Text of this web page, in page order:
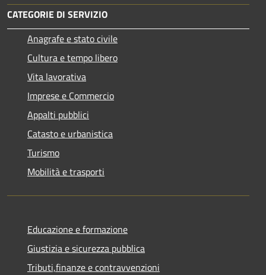
CATEGORIE DI SERVIZIO
Anagrafe e stato civile
Cultura e tempo libero
Vita lavorativa
Imprese e Commercio
Appalti pubblici
Catasto e urbanistica
Turismo
Mobilità e trasporti
Educazione e formazione
Giustizia e sicurezza pubblica
Tributi,finanze e contravvenzioni